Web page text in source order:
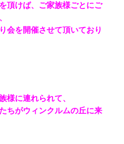
頂けば、ご家族様ごとにご
会を開催させて頂いており
様に連れられて、
ちがウィンクルムの丘に来